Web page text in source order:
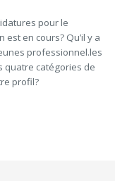
pour le
en cours? Qu’il y a
professionnel.les
quatre catégories de
profil?